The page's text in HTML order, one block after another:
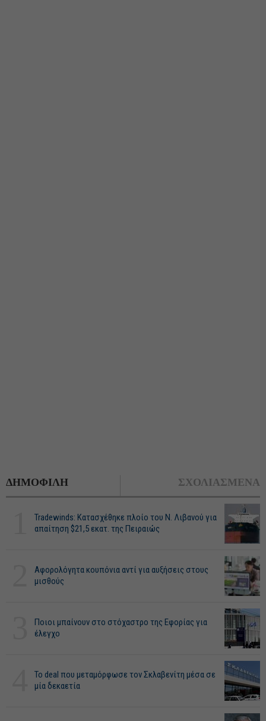
ΔΗΜΟΦΙΛΗ ΣΧΟΛΙΑΣΜΕΝΑ
Tradewinds: Κατασχέθηκε πλοίο του Ν. Λιβανού για
απαίτηση $21,5 εκατ. της Πειραιώς
Αφορολόγητα κουπόνια αντί για αυξήσεις στους
μισθούς
Ποιοι μπαίνουν στο στόχαστρο της Εφορίας για
έλεγχο
Το deal που μεταμόρφωσε τον Σκλαβενίτη μέσα σε
μία δεκαετία